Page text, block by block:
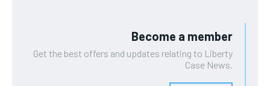
Become a member
Get the best offers and updates relating to Liberty
Case News.